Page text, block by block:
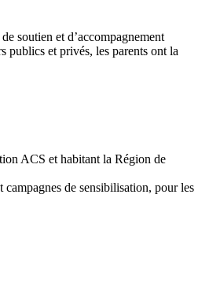
soutien et d’accompagnement
publics et privés, les parents ont la
ACS et habitant la Région de
de sensibilisation, pour les